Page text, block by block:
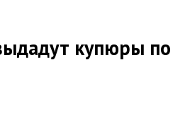
купюры по